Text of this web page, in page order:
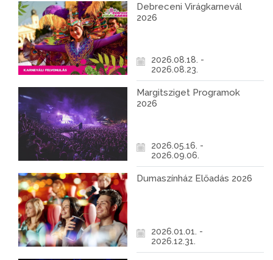
Debreceni Virágkarnevál
2026
2026.08.18. -
2026.08.23.
Margitsziget Programok
2026
2026.05.16. -
2026.09.06.
Dumaszínház Előadás 2026
2026.01.01. -
2026.12.31.